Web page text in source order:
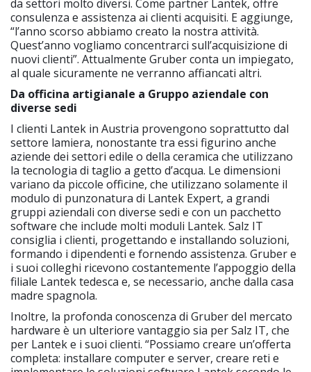
da settori molto diversi. Come partner Lantek, offre
consulenza e assistenza ai clienti acquisiti. E aggiunge,
“l’anno scorso abbiamo creato la nostra attività.
Quest’anno vogliamo concentrarci sull’acquisizione di
nuovi clienti”. Attualmente Gruber conta un impiegato,
al quale sicuramente ne verranno affiancati altri.
Da officina artigianale a Gruppo aziendale con
diverse sedi
I clienti Lantek in Austria provengono soprattutto dal
settore lamiera, nonostante tra essi figurino anche
aziende dei settori edile o della ceramica che utilizzano
la tecnologia di taglio a getto d’acqua. Le dimensioni
variano da piccole officine, che utilizzano solamente il
modulo di punzonatura di Lantek Expert, a grandi
gruppi aziendali con diverse sedi e con un pacchetto
software che include molti moduli Lantek. Salz IT
consiglia i clienti, progettando e installando soluzioni,
formando i dipendenti e fornendo assistenza. Gruber e
i suoi colleghi ricevono costantemente l’appoggio della
filiale Lantek tedesca e, se necessario, anche dalla casa
madre spagnola.
Inoltre, la profonda conoscenza di Gruber del mercato
hardware è un ulteriore vantaggio sia per Salz IT, che
per Lantek e i suoi clienti. “Possiamo creare un’offerta
completa: installare computer e server, creare reti e